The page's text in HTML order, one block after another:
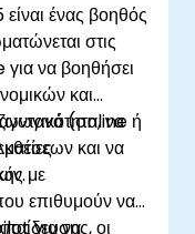
ένας βοηθός
στις
να βοηθήσει
και
να
και να
(online ή
με
επιθυμούν να
για να οι